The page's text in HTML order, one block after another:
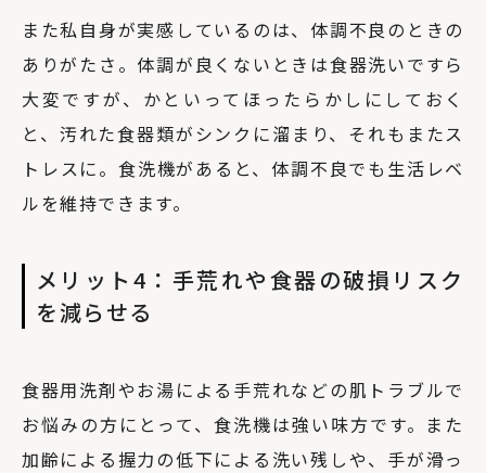
また私自身が実感しているのは、体調不良のときの
ありがたさ。体調が良くないときは食器洗いですら
大変ですが、かといってほったらかしにしておく
と、汚れた食器類がシンクに溜まり、それもまたス
トレスに。食洗機があると、体調不良でも生活レベ
ルを維持できます。
メリット4：手荒れや食器の破損リスク
を減らせる
食器用洗剤やお湯による手荒れなどの肌トラブルで
お悩みの方にとって、食洗機は強い味方です。また
加齢による握力の低下による洗い残しや、手が滑っ